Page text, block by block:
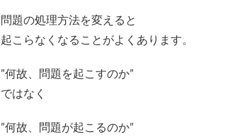
問題の処理方法を変えると
起こらなくなることがよくあります。
”何故、問題を起こすのか”
ではなく
”何故、問題が起こるのか”